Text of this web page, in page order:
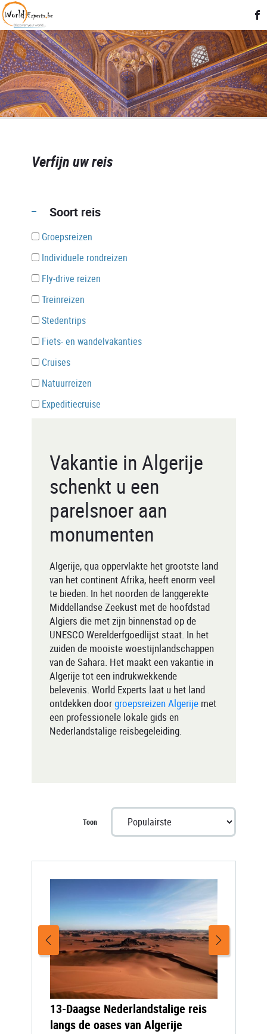
Verfijn uw reis
Soort reis
Groepsreizen
Individuele rondreizen
Fly-drive reizen
Treinreizen
Stedentrips
Fiets- en wandelvakanties
Cruises
Natuurreizen
Expeditiecruise
Vakantie in Algerije
schenkt u een
parelsnoer aan
monumenten
Algerije, qua oppervlakte het grootste land
van het continent Afrika, heeft enorm veel
te bieden. In het noorden de langgerekte
Middellandse Zeekust met de hoofdstad
Algiers die met zijn binnenstad op de
UNESCO Werelderfgoedlijst staat. In het
zuiden de mooiste woestijnlandschappen
van de Sahara. Het maakt een vakantie in
Algerije tot een indrukwekkende
belevenis. World Experts laat u het land
ontdekken doorgroepsreizen Algerijemet
een professionele lokale gids en
Nederlandstalige reisbegeleiding.
Toon
13-Daagse Nederlandstalige reis
langs de oases van Algerije